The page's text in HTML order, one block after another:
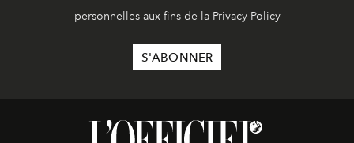
personnelles aux fins de la Privacy Policy